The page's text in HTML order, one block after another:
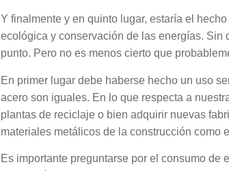
Y finalmente y en quinto lugar, estaría el
ecológica y conservación de las energías. Sin
punto. Pero no es menos cierto que
En primer lugar debe haberse hecho un uso
acero son iguales. En lo que respecta a
plantas de reciclaje o bien adquirir nuevas
materiales metálicos de la construcción como
Es importante preguntarse por el consumo